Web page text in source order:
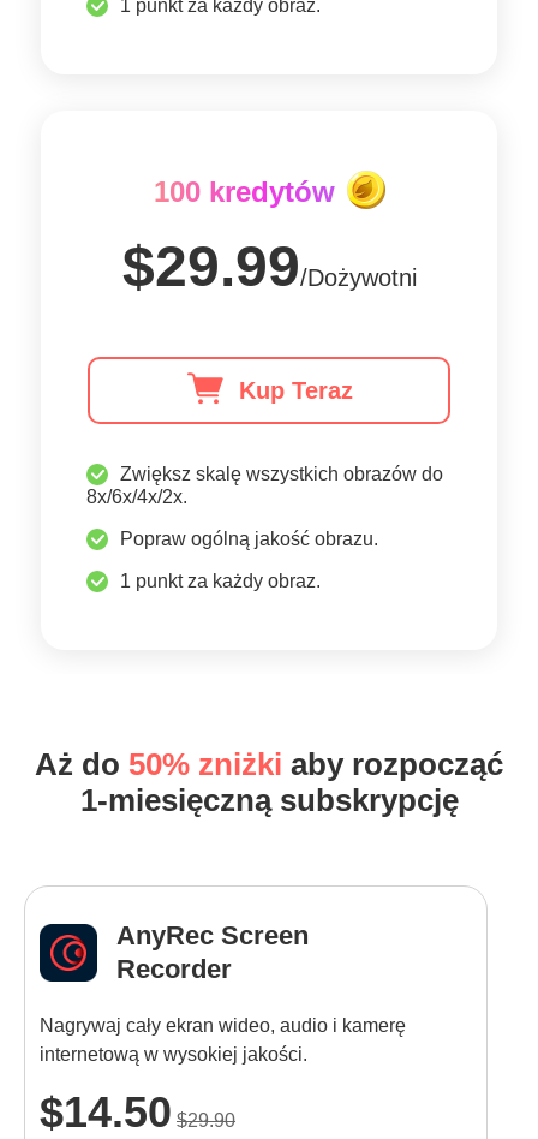
1 punkt za każdy obraz.
100 kredytów
$29.99/Dożywotni
Kup Teraz
Zwiększ skalę wszystkich obrazów do
8x/6x/4x/2x.
Popraw ogólną jakość obrazu.
1 punkt za każdy obraz.
Aż do 50% zniżki aby rozpocząć
1-miesięczną subskrypcję
AnyRec Screen
Recorder
Nagrywaj cały ekran wideo, audio i kamerę
internetową w wysokiej jakości.
$14.50 $29.90